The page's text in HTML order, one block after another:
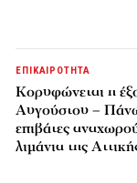
ΕΠΙΚΑΙΡΟΤΗΤΑ
Κορυφώνεται η
Αυγούστου –
επιβάτες
λιμάνια της